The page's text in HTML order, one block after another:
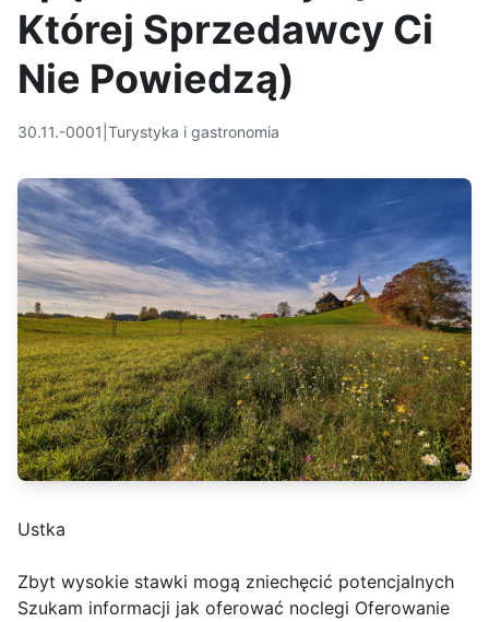
Której Sprzedawcy Ci
Nie Powiedzą)
30.11.-0001 Turystyka i gastronomia
Ustka
Zbyt wysokie stawki mogą zniechęcić potencjalnych
Szukam informacji jak oferować noclegi Oferowanie